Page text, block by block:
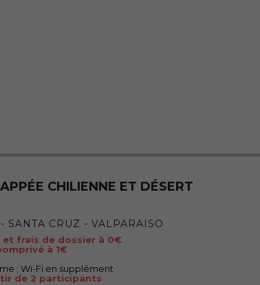
CHILIENNE ET DÉSERT
SANTA CRUZ - VALPARAISO
et frais de dossier à 0€
à 1€
; Wi-Fi en supplément
de 2 participants